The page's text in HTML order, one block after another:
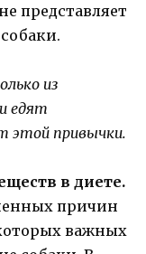
представляет
из
едят
этой привычки.
в диете.
причин
важных